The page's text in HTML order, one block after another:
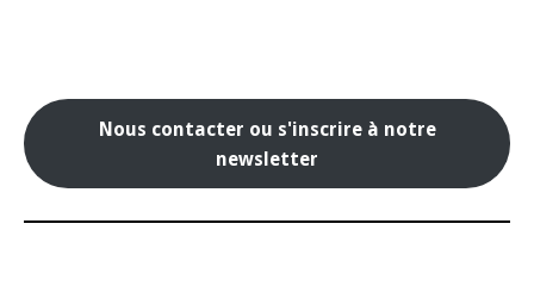
Nous contacter ou s'inscrire à notre
newsletter